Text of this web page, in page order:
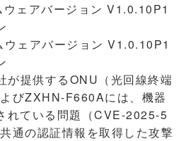
ェアバージョン V1.0.10P1
ェアバージョン V1.0.10P1
提供するONU（光回線終端
びZXHN-F660Aには、機器
れている問題（CVE-2025-5
通の認証情報を取得した攻撃